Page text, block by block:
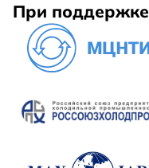
При поддержке